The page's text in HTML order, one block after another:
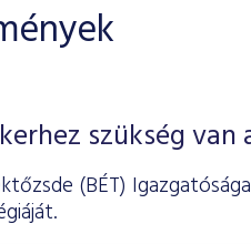
szükség van
(BÉT)